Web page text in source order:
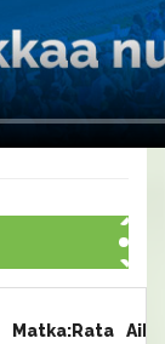
Matka:Rata
Aika